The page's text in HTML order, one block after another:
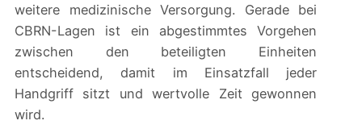
weitere medizinische Versorgung. Gerade bei
CBRN-Lagen ist ein abgestimmtes Vorgehen
zwischen den beteiligten Einheiten
entscheidend, damit im Einsatzfall jeder
Handgriff sitzt und wertvolle Zeit gewonnen
wird.